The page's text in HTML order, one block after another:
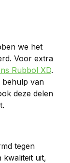
we het
Voor extra
Rubbol XD.
behulp van
deze delen
tegen
kwaliteit uit,